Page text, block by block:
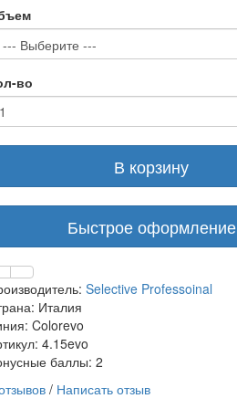
во
В корзину
Быстрое оформление
Selective Professoinal
Италия
Colorevo
4.15evo
баллы: 2
/ Написать отзыв